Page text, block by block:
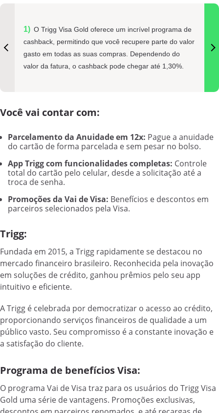
O Trigg Visa Gold oferece um incrível programa de
cashback, permitindo que você recupere parte do valor
gasto em todas as suas compras. Dependendo do
valor da fatura, o cashback pode chegar até 1,30%.
Você vai contar com:
Parcelamento da Anuidade em 12x: Pague a anuidade
do cartão de forma parcelada e sem pesar no bolso.
App Trigg com funcionalidades completas: Controle
total do cartão pelo celular, desde a solicitação até a
troca de senha.
Promoções da Vai de Visa: Benefícios e descontos em
parceiros selecionados pela Visa.
Trigg:
Fundada em 2015, a Trigg rapidamente se destacou no
mercado financeiro brasileiro. Reconhecida pela inovação
em soluções de crédito, ganhou prêmios pelo seu app
intuitivo e eficiente.
A Trigg é celebrada por democratizar o acesso ao crédito,
proporcionando serviços financeiros de qualidade a um
público vasto. Seu compromisso é a constante inovação e
a satisfação do cliente.
Programa de benefícios Visa:
O programa Vai de Visa traz para os usuários do Trigg Visa
Gold uma série de vantagens. Promoções exclusivas,